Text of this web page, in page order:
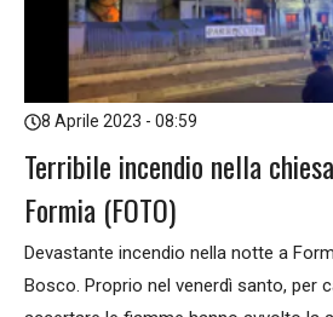
8 Aprile 2023 - 08:59
Terribile incendio nella
Formia (FOTO)
Devastante incendio nella notte a
Bosco. Proprio nel venerdì santo, per